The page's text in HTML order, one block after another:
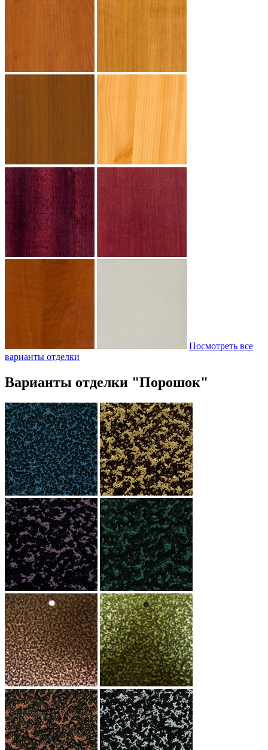
Посмотреть все
варианты отделки
Варианты отделки "Порошок"